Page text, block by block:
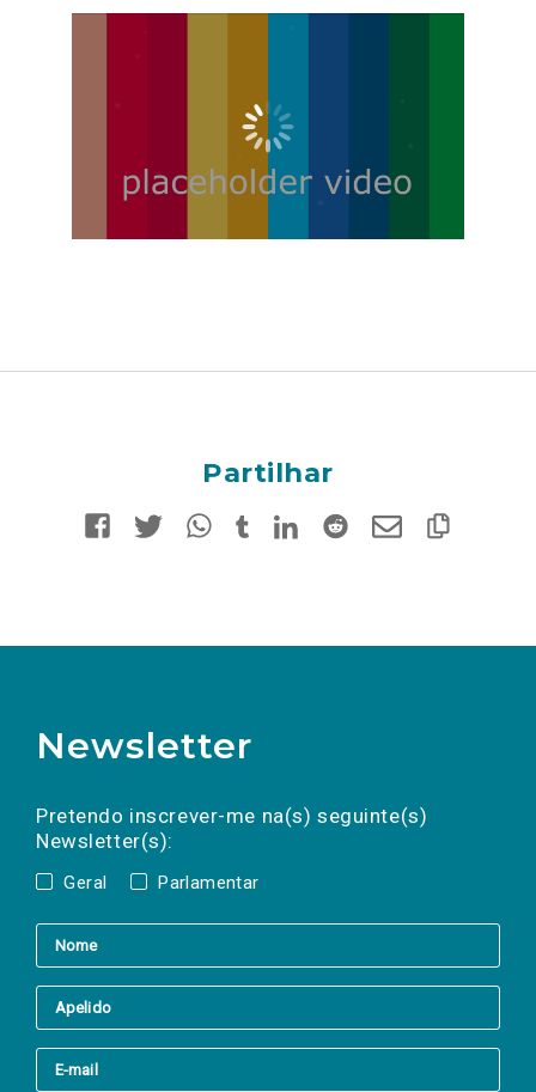
Reproduzir
vídeo
alimentação
Partilhar
Newsletter
Pretendo inscrever-me na(s) seguinte(s)
Newsletter(s):
Geral Parlamentar
a(s) newsletter(s).
mail